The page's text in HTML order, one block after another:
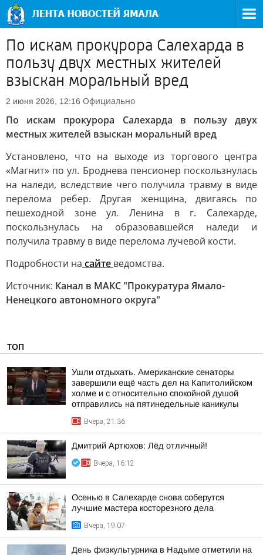
По искам прокурора Салехарда в
пользу двух местных жителей
взыскан моральный вред
2 июня 2026, 12:16 Официально
По искам прокурора Салехарда в пользу двух
местных жителей взыскан моральный вред
Установлено, что на выходе из торгового центра
«Магнит» по ул. Броднева пенсионер поскользнулась
на наледи, вследствие чего получила травму в виде
перелома ребер. Другая женщина, двигаясь по
пешеходной зоне ул. Ленина в г. Салехарде,
поскользнулась на образовавшейся наледи и
получила травму в виде перелома лучевой кости.
Подробности на сайте ведомства.
Источник: Канал в МАКС "Прокуратура Ямало-
Ненецкого автономного округа"
ТОП
Ушли отдыхать. Американские сенаторы
завершили ещё часть дел на Капитолийском
холме и с относительно спокойной душой
отправились на пятинедельные каникулы
Вчера, 21:36
Дмитрий Артюхов: Лёд отличный!
Вчера, 16:12
Осенью в Салехарде снова соберутся
лучшие мастера косторезного дела
Вчера, 19:07
День физкультурника в Надыме отметили на